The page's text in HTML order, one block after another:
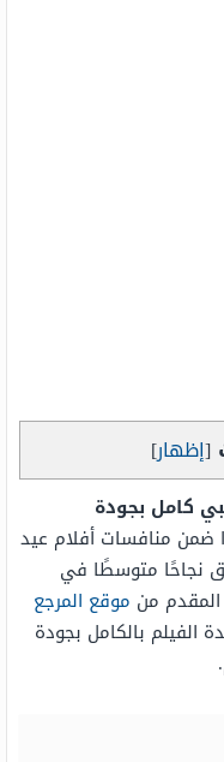
[إظهار]
كامل بجودة
ضمن منافسات أفلام عيد
نجاحًا متوسطًا في
من موقع المرجع
بالكامل بجودة